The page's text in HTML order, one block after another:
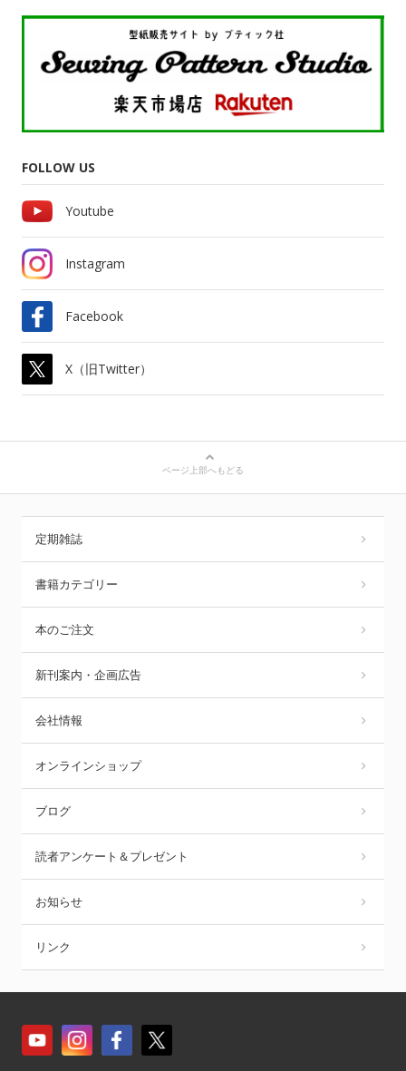
FOLLOW US
Youtube
Instagram
Facebook
X（旧Twitter）
ページ上部へもどる
定期雑誌
書籍カテゴリー
本のご注文
新刊案内・企画広告
会社情報
オンラインショップ
ブログ
読者アンケート＆プレゼント
お知らせ
リンク